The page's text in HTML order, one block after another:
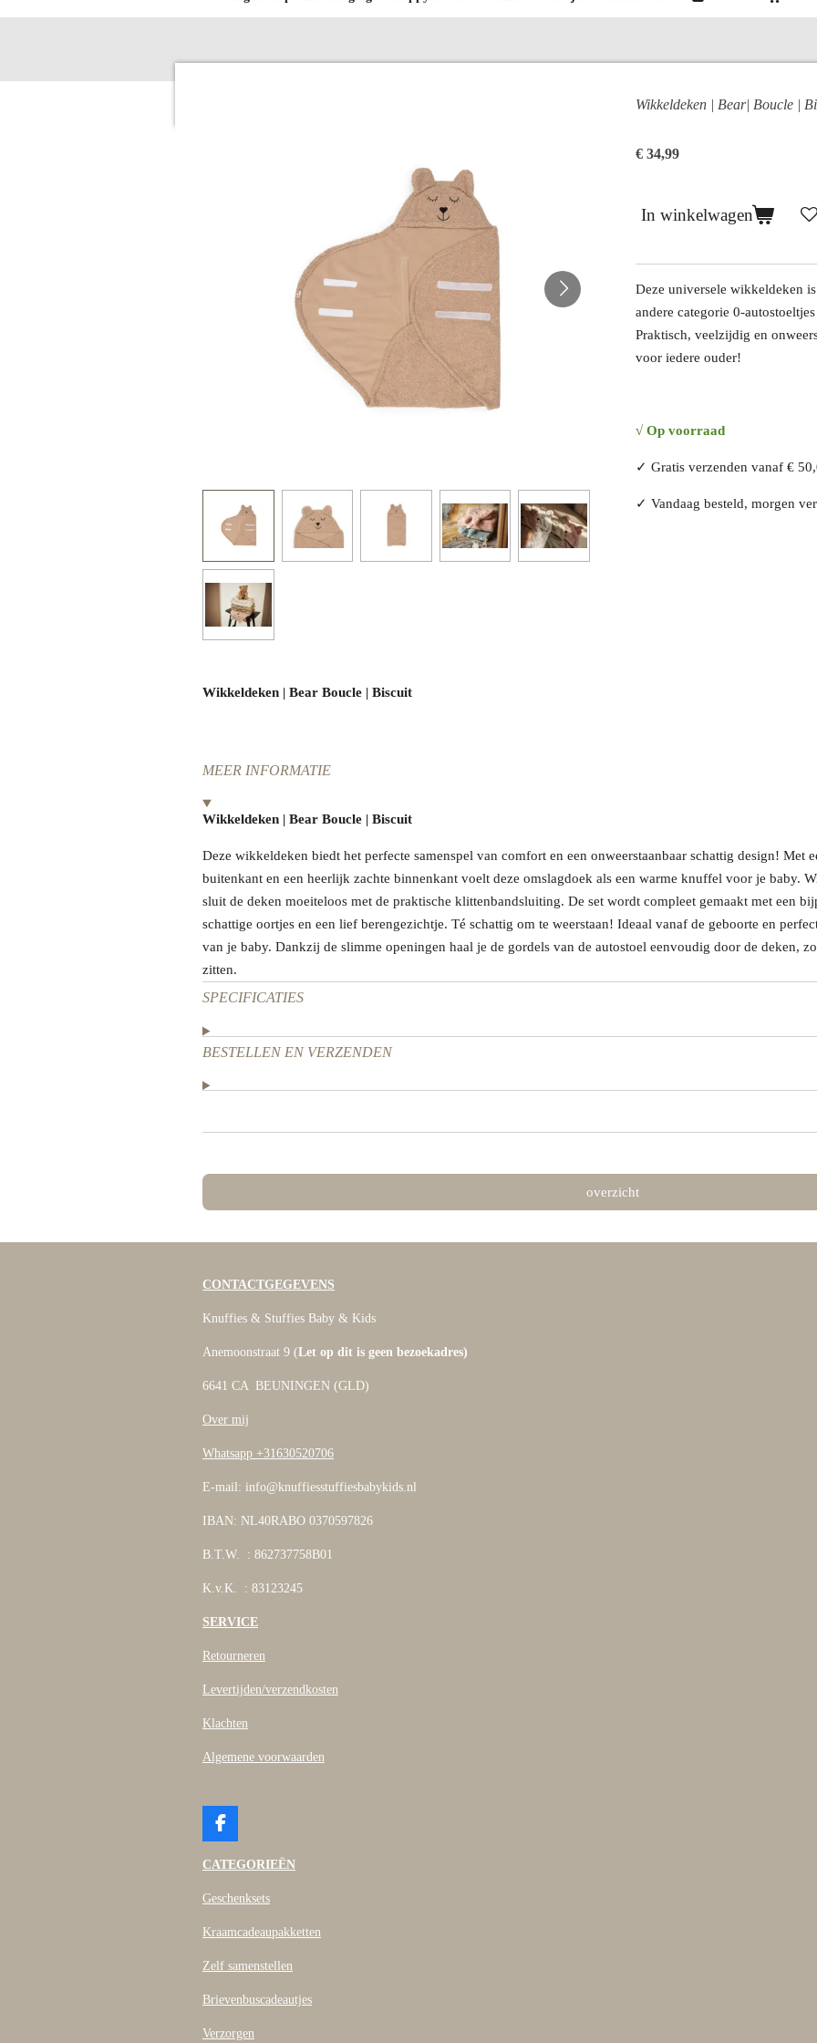
Wikkeldeken | Bear| Boucle |
€ 34,99
In winkelwagen
Deze universele wikkeldeken
andere categorie 0-
Praktisch, veelzijdig en
voor iedere ouder!
√ Op voorraad
✓ Gratis verzenden vanaf €
✓ Vandaag besteld, morgen
Wikkeldeken | Bear Boucle | Biscuit
MEER INFORMATIE
Wikkeldeken | Bear Boucle | Biscuit
Deze wikkeldeken biedt het perfecte samenspel van comfort en een onweerstaanbaar schattig design!
buitenkant en een heerlijk zachte binnenkant voelt deze omslagdoek als een warme knuffel voor je baby.
sluit de deken moeiteloos met de praktische klittenbandsluiting. De set wordt compleet gemaakt met een
schattige oortjes en een lief berengezichtje. Té schattig om te weerstaan! Ideaal vanaf de geboorte en
van je baby. Dankzij de slimme openingen haal je de gordels van de autostoel eenvoudig door de deken,
zitten.
SPECIFICATIES
BESTELLEN EN VERZENDEN
overzicht
CONTACTGEGEVENS
Knuffies & Stuffies Baby & Kids
Anemoonstraat 9 (Let op dit is geen bezoekadres)
6641 CA BEUNINGEN (GLD)
Over mij
Whatsapp +31630520706
E-mail: info@knuffiesstuffiesbabykids.nl
IBAN: NL40RABO 0370597826
B.T.W. : 862737758B01
K.v.K. : 83123245
SERVICE
Retourneren
Levertijden/verzendkosten
Klachten
Algemene voorwaarden
F
c
b
o
CATEGORIEËN
Geschenksets
Kraamcadeaupakketten
Zelf samenstellen
Brievenbuscadeautjes
Verzorgen